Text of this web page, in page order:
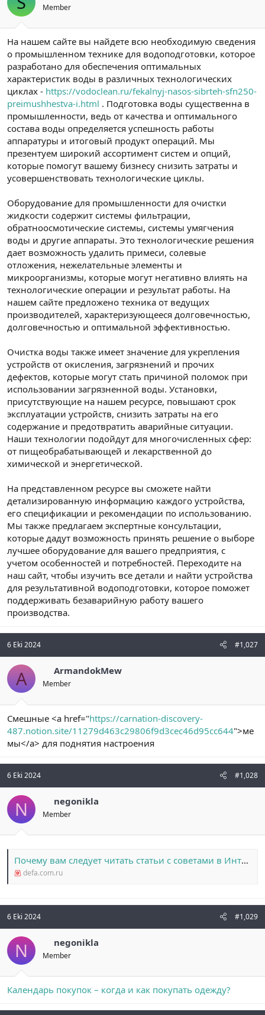
Member
На нашем сайте вы найдете всю необходимую сведения
о промышленном технике для водоподготовки, которое
разработано для обеспечения оптимальных
характеристик воды в различных технологических
циклах - https://vodoclean.ru/fekalnyj-nasos-sibrteh-sfn250-
preimushhestva-i.html . Подготовка воды существенна в
промышленности, ведь от качества и оптимального
состава воды определяется успешность работы
аппаратуры и итоговый продукт операций. Мы
презентуем широкий ассортимент систем и опций,
которые помогут вашему бизнесу снизить затраты и
усовершенствовать технологические циклы.
Оборудование для промышленности для очистки
жидкости содержит системы фильтрации,
обратноосмотические системы, системы умягчения
воды и другие аппараты. Это технологические решения
дает возможность удалить примеси, солевые
отложения, нежелательные элементы и
микроорганизмы, которые могут негативно влиять на
технологические операции и результат работы. На
нашем сайте предложено техника от ведущих
производителей, характеризующееся долговечностью,
долговечностью и оптимальной эффективностью.
Очистка воды также имеет значение для укрепления
устройств от окисления, загрязнений и прочих
дефектов, которые могут стать причиной поломок при
использовании загрязненной воды. Установки,
присутствующие на нашем ресурсе, повышают срок
эксплуатации устройств, снизить затраты на его
содержание и предотвратить аварийные ситуации.
Наши технологии подойдут для многочисленных сфер:
от пищеобрабатывающей и лекарственной до
химической и энергетической.
На представленном ресурсе вы сможете найти
детализированную информацию каждого устройства,
его спецификации и рекомендации по использованию.
Мы также предлагаем экспертные консультации,
которые дадут возможность принять решение о выборе
лучшее оборудование для вашего предприятия, с
учетом особенностей и потребностей. Переходите на
наш сайт, чтобы изучить все детали и найти устройства
для результативной водоподготовки, которое поможет
поддерживать безаварийную работу вашего
производства.
6 Eki 2024 #1,027
A ArmandokMew
Member
Смешные <a href="https://carnation-discovery-
487.notion.site/11279d463c29806f9d3cec46d95cc644">ме
мы</a> для поднятия настроения
6 Eki 2024 #1,028
N negonikla
Member
Почему вам следует читать статьи с советами в Интернете
defa.com.ru
6 Eki 2024 #1,029
N negonikla
Member
Календарь покупок – когда и как покупать одежду?